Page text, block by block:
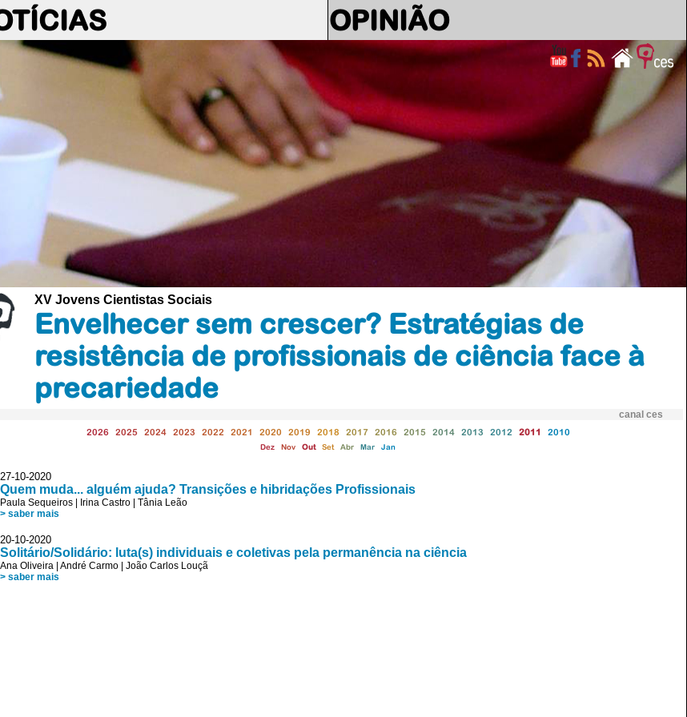
OPINIÃO
XV Jovens Cientistas Sociais
Envelhecer sem crescer? Estratégias de
resistência de profissionais de ciência face à
precariedade
canal ces
2026 2025 2024 2023 2022 2021 2020 2019 2018 2017 2016 2015 2014 2013 2012 2011 2010
Dez Nov Out Set Abr Mar Jan
27-10-2020
Quem muda... alguém ajuda? Transições e hibridações Profissionais
Paula Sequeiros Irina Castro
Tânia Leão
> saber mais
20-10-2020
Solitário/Solidário: luta(s) individuais e coletivas pela permanência na ciência
Ana Oliveira André Carmo
João Carlos Louçã
> saber mais